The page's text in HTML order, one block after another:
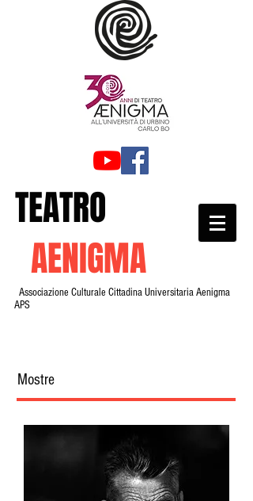
TEATRO
AENIGMA
Associazione Culturale Cittadina Universitaria Aenigma
APS
Mostre